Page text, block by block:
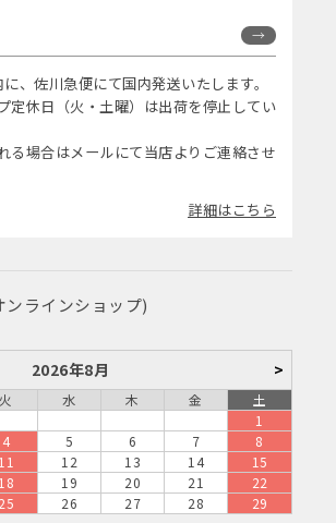
、佐川急便にて国内発送いたします。
定休日（火・土曜）は出荷を停止してい
る場合はメールにて当店よりご連絡させ
詳細はこちら
ラインショップ)
2026年8月 >
火 水 木 金
土
1
4 5 6 7
8
11 12 13 14
15
18 19 20 21
22
25 26 27 28
29